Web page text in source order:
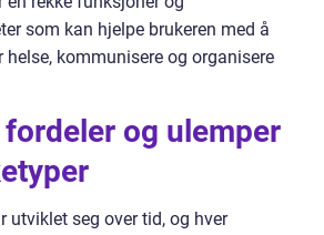
som kan hjelpe brukeren med å
helse, kommunisere og organisere
og ulemper
utviklet seg over tid, og hver